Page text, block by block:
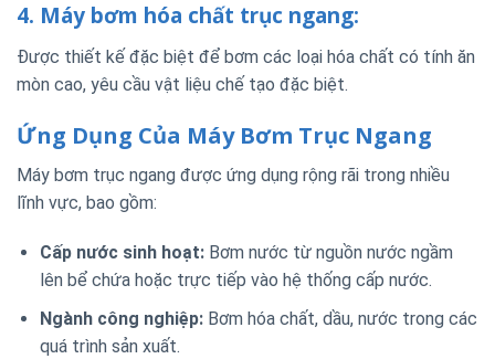
4. Máy bơm hóa chất trục ngang:
Được thiết kế đặc biệt để bơm các loại hóa chất có tính ăn
mòn cao, yêu cầu vật liệu chế tạo đặc biệt.
Ứng Dụng Của Máy Bơm Trục Ngang
Máy bơm trục ngang được ứng dụng rộng rãi trong nhiều
lĩnh vực, bao gồm:
Cấp nước sinh hoạt:Bơm nước từ nguồn nước ngầm
lên bể chứa hoặc trực tiếp vào hệ thống cấp nước.
Ngành công nghiệp:Bơm hóa chất, dầu, nước trong các
quá trình sản xuất.